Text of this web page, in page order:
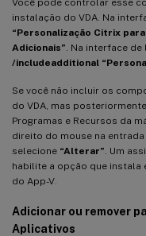
instalação do VDA. Na
“Personalização Citrix para
Adicionais” . Na interface
/includeadditional
Se você não incluir os
do VDA, mas
Programas e Recursos da
direito do mouse na entrada
selecione “Alterar” . Um
habilite a opção que
do App-V.
Adicionar ou remover
Aplicativos